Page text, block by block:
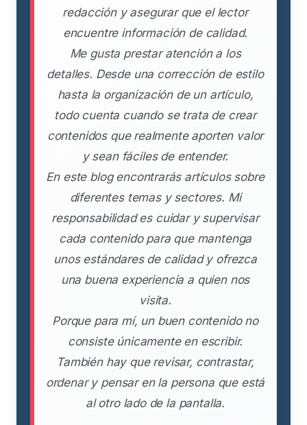
redacción y asegurar que el lector
encuentre información de calidad.
Me gusta prestar atención a los
detalles. Desde una corrección de estilo
hasta la organización de un artículo,
todo cuenta cuando se trata de crear
contenidos que realmente aporten valor
y sean fáciles de entender.
En este blog encontrarás artículos sobre
diferentes temas y sectores. Mi
responsabilidad es cuidar y supervisar
cada contenido para que mantenga
unos estándares de calidad y ofrezca
una buena experiencia a quien nos
visita.
Porque para mí, un buen contenido no
consiste únicamente en escribir.
También hay que revisar, contrastar,
ordenar y pensar en la persona que está
al otro lado de la pantalla.